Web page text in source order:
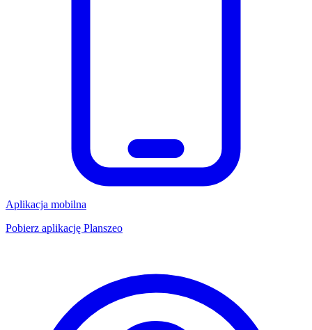
Aplikacja mobilna
Pobierz aplikację Planszeo